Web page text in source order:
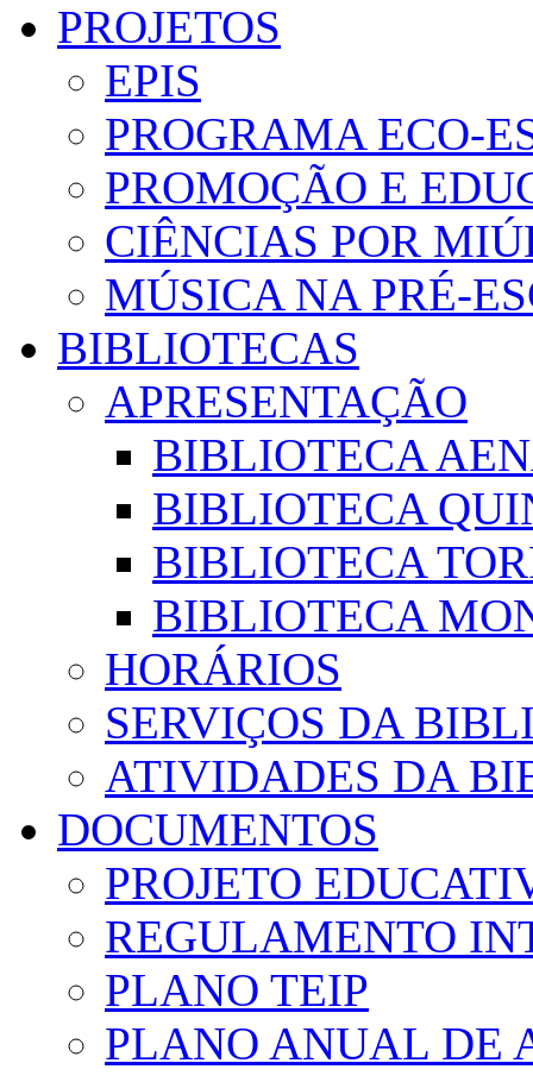
PROJETOS
EPIS
PROGRAMA ECO-
PROMOÇÃO E
CIÊNCIAS POR
MÚSICA NA PRÉ-
BIBLIOTECAS
APRESENTAÇÃO
BIBLIOTECA
BIBLIOTECA
BIBLIOTECA
BIBLIOTECA
HORÁRIOS
SERVIÇOS DA
ATIVIDADES DA
DOCUMENTOS
PROJETO
REGULAMENTO
PLANO TEIP
PLANO ANUAL DE